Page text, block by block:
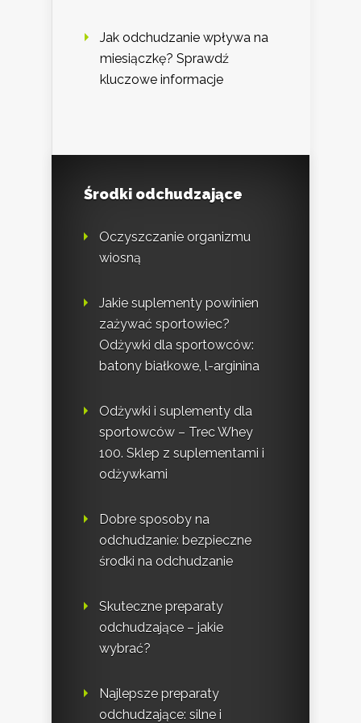
Jak odchudzanie wpływa na
miesiączkę? Sprawdź
kluczowe informacje
Środki odchudzające
Oczyszczanie organizmu
wiosną
Jakie suplementy powinien
zażywać sportowiec?
Odżywki dla sportowców:
batony białkowe, l-arginina
Odżywki i suplementy dla
sportowców – Trec Whey
100. Sklep z suplementami i
odżywkami
Dobre sposoby na
odchudzanie: bezpieczne
środki na odchudzanie
Skuteczne preparaty
odchudzające – jakie
wybrać?
Najlepsze preparaty
odchudzające: silne i